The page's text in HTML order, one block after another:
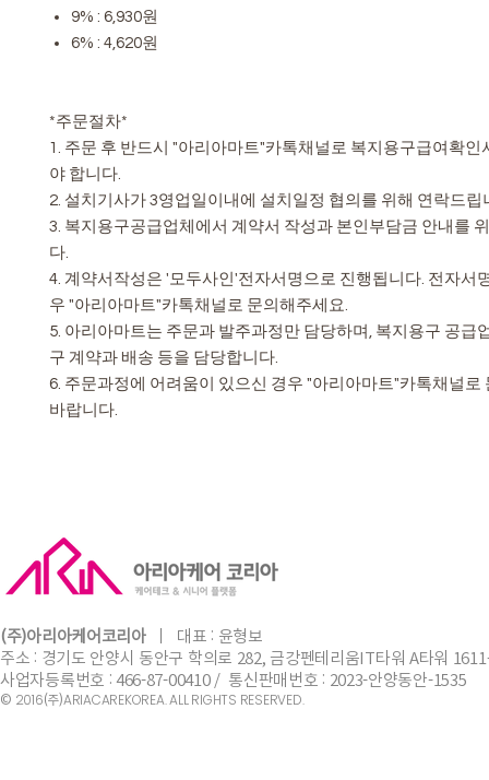
9% : 6,930원
6% : 4,620원
*주문절차*
1. 주문 후 반드시 "아리아마트"카톡채널로 복지용구급여확인
야 합니다.
2. 설치기사가 3영업일이내에 설치일정 협의를 위해 연락드립
3. 복지용구공급업체에서 계약서 작성과 본인부담금 안내를
다.
4. 계약서작성은 '모두사인'전자서명으로 진행됩니다. 전자서
우 "아리아마트"카톡채널로 문의해주세요.
5. 아리아마트는 주문과 발주과정만 담당하며, 복지용구 공급
구 계약과 배송 등을 담당합니다.
6. 주문과정에 어려움이 있으신 경우 "아리아마트"카톡채널로
바랍니다.
(주)아리아케어코리아 ㅣ ​대표 : 윤형보
주소 : 경기도 안양시 동안구 학의로 282, 금강펜테리움IT타워 A타워
사업자등록번호 : 466-87-00410 / 통신판매번호 : 2023-안양동안-1535
© 2016(주)ARIACAREKOREA. ALL RIGHTS RESERVED.